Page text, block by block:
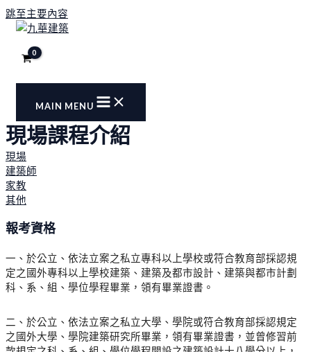
跳至主要內容
MAIN MENU
現場課程介紹
現場
建築師
家教
其他
報考資格
一、於公立、依法立案之私立專科以上學校或符合教育部採認規
定之國外專科以上學校建築、建築及都市設計、建築與都市計劃
科、系、組、學位學程畢業，領有畢業證書。
二、於公立、依法立案之私立大學、學院或符合教育部採認規定
之國外大學、學院建築研究所畢業，領有畢業證書，並曾修習前